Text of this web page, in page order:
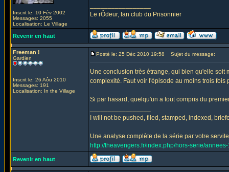
Inscrit le: 10 Fév 2002
Messages: 2055
Localisation: Le Village
Le rÔdeur, fan club du Prisonnier
Revenir en haut
Freeman !
Gardien
Inscrit le: 26 Aôu 2010
Messages: 191
Localisation: In the Village
Posté le: 25 Déc 2010 19:58 Sujet du message:
Une conclusion très étrange, qui bien qu'elle
complexité. Faut voir l'épisode au moins trois
Si par hasard, quelqu'un a tout compris du
I will not be pushed, filed, stamped, indexed,
Une analyse complète de la série par votre
http://theavengers.fr/index.php/hors-serie/
Revenir en haut